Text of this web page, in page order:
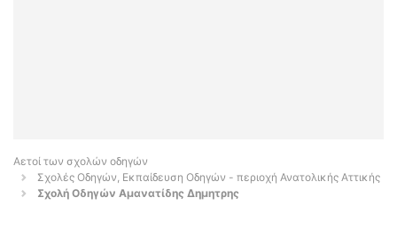
Αετοί των σχολών οδηγών
Σχολές Οδηγών, Εκπαίδευση Οδηγών - περιοχή Ανατολικής Αττικής
Σχολή Οδηγών Αμανατίδης Δημητρης